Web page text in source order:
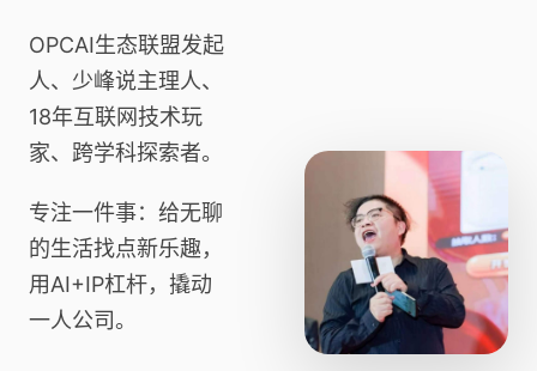
OPCAI生态联盟发起
人、少峰说主理人、
18年互联网技术玩
家、跨学科探索者。
专注一件事：给无聊
的生活找点新乐趣，
用AI+IP杠杆，撬动
一人公司。